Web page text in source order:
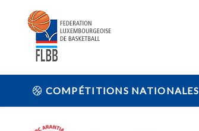
COMPÉTITIONS NATIONALES